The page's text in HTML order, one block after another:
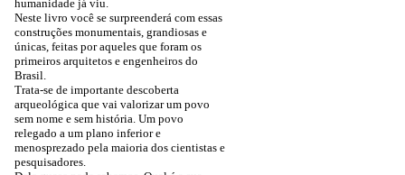
humanidade já viu.
Neste livro você se surpreenderá com essas
construções monumentais, grandiosas e
únicas, feitas por aqueles que foram os
primeiros arquitetos e engenheiros do
Brasil.
Trata-se de importante descoberta
arqueológica que vai valorizar um povo
sem nome e sem história. Um povo
relegado a um plano inferior e
menosprezado pela maioria dos cientistas e
pesquisadores.